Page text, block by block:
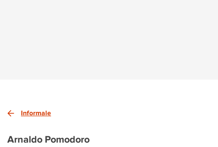
Informale
Arnaldo Pomodoro